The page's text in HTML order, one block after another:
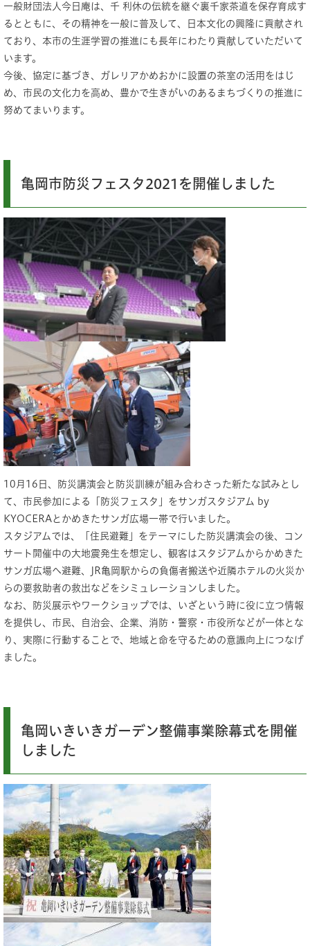
一般財団法人今日庵は、千 利休の伝統を継ぐ裏千家茶道を保存育成す
るとともに、その精神を一般に普及して、日本文化の興隆に貢献され
ており、本市の生涯学習の推進にも長年にわたり貢献していただいて
います。
今後、協定に基づき、ガレリアかめおかに設置の茶室の活用をはじ
め、市民の文化力を高め、豊かで生きがいのあるまちづくりの推進に
努めてまいります。
亀岡市防災フェスタ2021を開催しました
10月16日、防災講演会と防災訓練が組み合わさった新たな試みとし
て、市民参加による「防災フェスタ」をサンガスタジアム by
KYOCERAとかめきたサンガ広場一帯で行いました。
スタジアムでは、「住民避難」をテーマにした防災講演会の後、コン
サート開催中の大地震発生を想定し、観客はスタジアムからかめきた
サンガ広場へ避難、JR亀岡駅からの負傷者搬送や近隣ホテルの火災か
らの要救助者の救出などをシミュレーションしました。
なお、防災展示やワークショップでは、いざという時に役に立つ情報
を提供し、市民、自治会、企業、消防・警察・市役所などが一体とな
り、実際に行動することで、地域と命を守るための意識向上につなげ
ました。
亀岡いきいきガーデン整備事業除幕式を開催
しました